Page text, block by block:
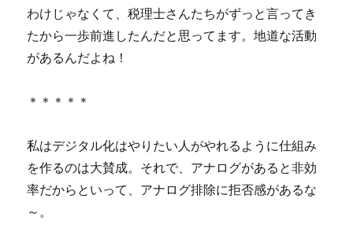
わけじゃなくて、税理士さんたちがずっと言ってき
たから一歩前進したんだと思ってます。地道な活動
があるんだよね！
＊＊＊＊＊
私はデジタル化はやりたい人がやれるように仕組み
を作るのは大賛成。それで、アナログがあると非効
率だからといって、アナログ排除に拒否感があるな
～。